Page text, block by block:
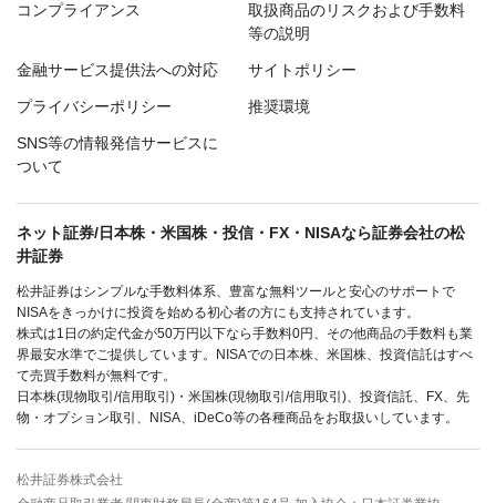
コンプライアンス
取扱商品のリスクおよび手数料
等の説明
金融サービス提供法への対応 サイトポリシー
プライバシーポリシー 推奨環境
SNS等の情報発信サービスに
ついて
ネット証券/日本株・米国株・投信・FX・NISAなら証券会社の松
井証券
松井証券はシンプルな手数料体系、豊富な無料ツールと安心のサポートで
NISAをきっかけに投資を始める初心者の方にも支持されています。
株式は1日の約定代金が50万円以下なら手数料0円、その他商品の手数料も業
界最安水準でご提供しています。NISAでの日本株、米国株、投資信託はすべ
て売買手数料が無料です。
日本株(現物取引/信用取引)・米国株(現物取引/信用取引)、投資信託、FX、先
物・オプション取引、NISA、iDeCo等の各種商品をお取扱いしています。
松井証券株式会社